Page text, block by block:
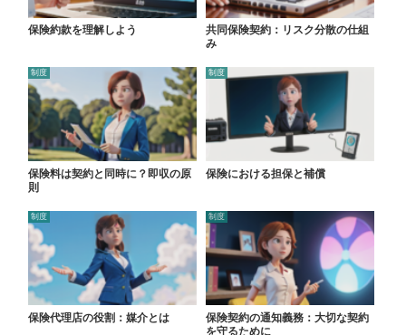
保険約款を理解しよう
共同保険契約：リスク分散の仕組
み
制度
保険料は契約と同時に？即収の原
則
制度
保険における担保と補償
制度
保険代理店の役割：媒介とは
制度
保険契約の通知義務：大切な契約
を守るために